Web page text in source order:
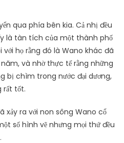
qua phía bên kia. Cả nhị đều
là tàn tích của một thành phố
với họ rằng đó là Wano khác đã
và nhờ thực tế rằng những
bị chìm trong nước đại dương,
rất tốt.
xảy ra với non sông Wano cổ
số hình vẽ nhưng mọi thứ đều